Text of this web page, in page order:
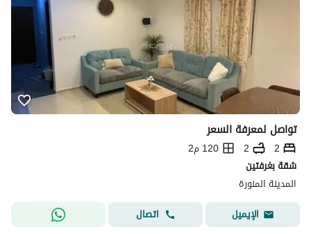
تواصل لمعرفة السعر
2
2
120 م2
شقة بغرفتين
المدينة المنورة
الإيميل
اتصال